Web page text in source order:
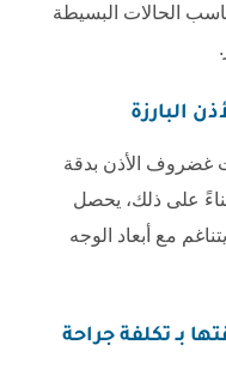
الحالات البسيطة
البارزة
غضروف الأذن بدقة
على ذلك، يحصل
مع أبعاد الوجه
بـ تكلفة جراحة